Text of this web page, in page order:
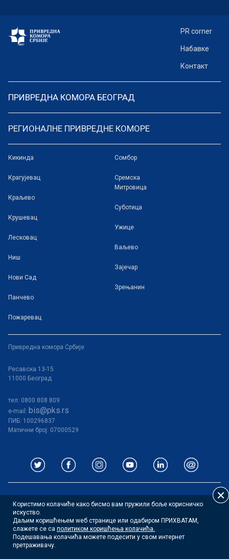
PR corner
Набавке
Контакт
ПРИВРЕДНА КОМОРА БЕОГРАД
РЕГИОНАЛНЕ ПРИВРЕДНЕ КОМОРЕ
Кикинда
Крагујевац
Краљево
Крушевац
Лесковац
Ниш
Нови Сад
Панчево
Пожаревац
Сомбор
Сремска
Митровица
Суботица
Ужице
Ваљево
Зајечар
Зрењанин
Привредна комора Србије
Ресавска 13-15
11000 Београд
тел: 0800 808 809
e-mail: bis@pks.rs
ПИБ: 100296837
Матични број: 07000529
Политика коришћења колачића
Политика заштите података о личности
Користимо колачиће како бисмо вам пружили боље корисничко
искуство.
Даљим коришћењем wеб странице или одабиром ПРИХВАТАМ,
слажете се са политиком коришћења колачића.
Подешавања колачића можете подесити у свом интернет
претраживачу.